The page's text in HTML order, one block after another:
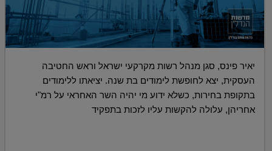
יאיר פינס, סגן מנהל רשות מקרקעי ישראל וראש החטיבה
העסקית, יצא לחופשת לימודים בת שנה. יציאתו ללימודים
בתקופת בחירות, כשלא ידוע מי יהיה השר האחראי על רמ"י
אחריהן, עלולה להקשות עליו לזכות בתפקיד